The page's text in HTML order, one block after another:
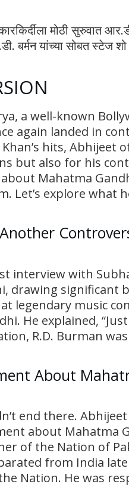
मोठी सुरुवात
बर्मन यांच्या सोबत स्टेज
a well-known
again landed in
hits,
but also for his
Mahatma
Let’s explore what
interview with
drawing significant
legendary music
He explained,
R.D. Burman
About
end there.
about Mahatma
of the Nation of
from India
Nation. He was